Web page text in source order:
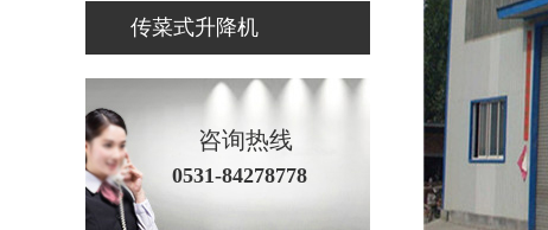
传菜式升降机
咨询热线
0531-84278778